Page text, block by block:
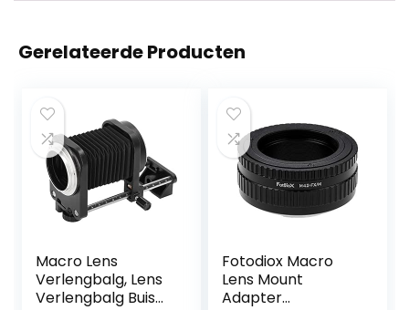
Gerelateerde Producten
Macro Lens
Verlengbalg, Lens
Verlengbalg Buis
Fotodiox Macro
Lens Mount
Adapter